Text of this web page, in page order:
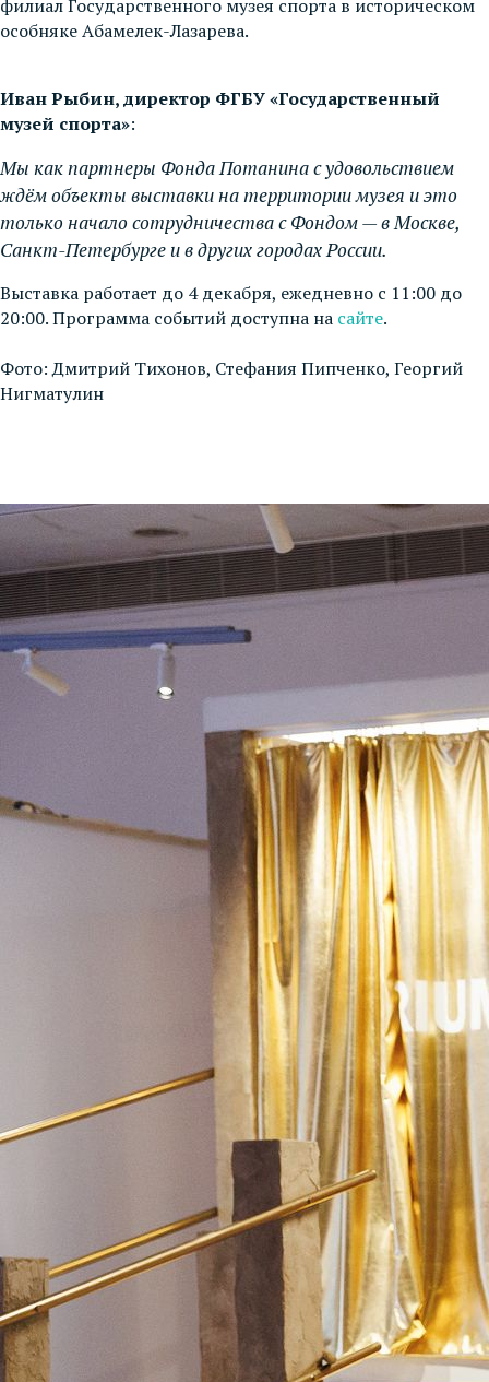
филиал Государственного музея спорта в историческом
особняке Абамелек-Лазарева.
Иван Рыбин, директор ФГБУ «Государственный
музей спорта»:
Мы как партнеры Фонда Потанина с удовольствием
ждём объекты выставки на территории музея и это
только начало сотрудничества с Фондом — в Москве,
Санкт-Петербурге и в других городах России.
Выставка работает до 4 декабря, ежедневно с 11:00 до
20:00. Программа событий доступна на сайте.
Фото: Дмитрий Тихонов, Стефания Пипченко, Георгий
Нигматулин